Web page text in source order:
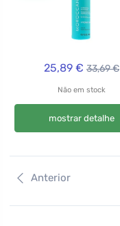
25,89 € 33,69 €
Não em stock
mostrar detalhe
Anterior